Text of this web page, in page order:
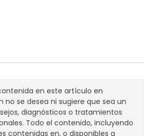
en este artículo en
no se desea ni sugiere que sea un
diagnósticos o tratamientos
Todo el contenido, incluyendo
contenidas en, o disponibles a